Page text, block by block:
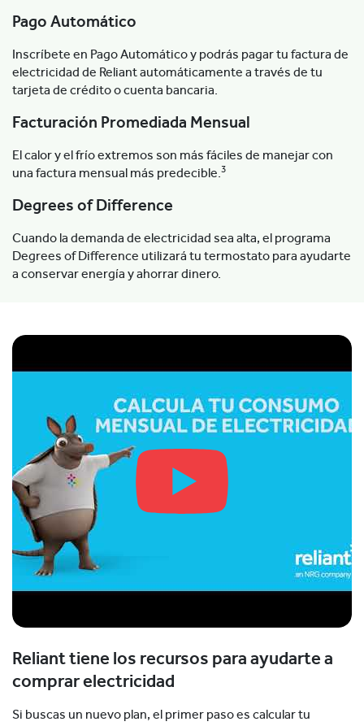
Pago Automático
Inscríbete en Pago Automático y podrás pagar tu factura de
electricidad de Reliant automáticamente a través de tu
tarjeta de crédito o cuenta bancaria.
Facturación Promediada Mensual
El calor y el frío extremos son más fáciles de manejar con
una factura mensual más predecible. 3
Degrees of Difference
Cuando la demanda de electricidad sea alta, el programa
Degrees of Difference utilizará tu termostato para ayudarte
a conservar energía y ahorrar dinero.
Reliant tiene los recursos para ayudarte a
comprar electricidad
Si buscas un nuevo plan, el primer paso es calcular tu